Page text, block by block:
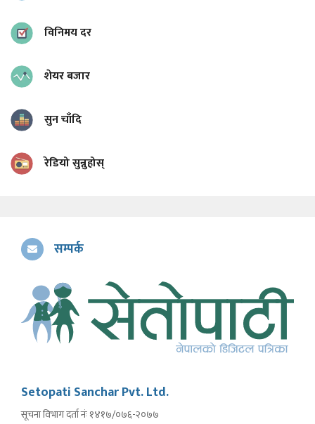
विनिमय दर
शेयर बजार
सुन चाँदि
रेडियो सुन्नुहोस्
सम्पर्क
Setopati Sanchar Pvt. Ltd.
सूचना विभाग दर्ता नंः १४१७/०७६-२०७७